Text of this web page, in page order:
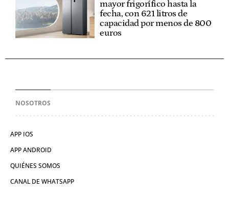
mayor frigorífico hasta la
fecha, con 621 litros de
capacidad por menos de 800
euros
NOSOTROS
APP IOS
APP ANDROID
QUIÉNES SOMOS
CANAL DE WHATSAPP